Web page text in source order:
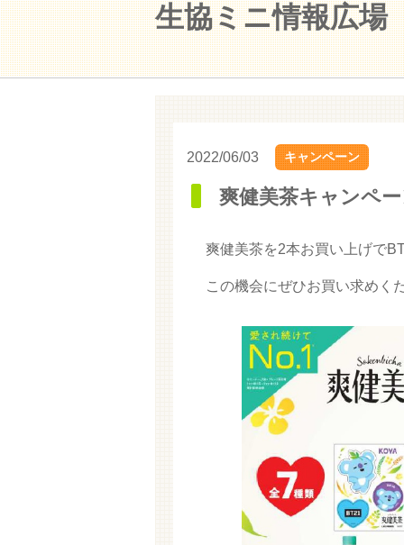
生協ミニ情報広場
2022/06/03 キャンペーン
爽健美茶キャンペ
爽健美茶を2本お買い上げで
この機会にぜひお買い求めく